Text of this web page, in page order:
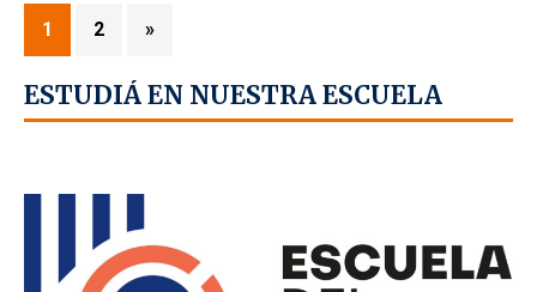
1 2 »
ESTUDIÁ EN NUESTRA ESCUELA